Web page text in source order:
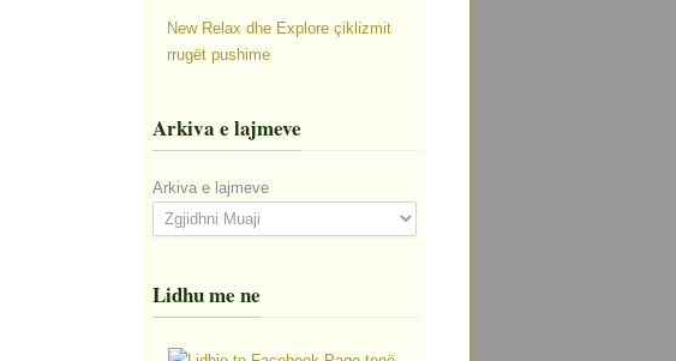
New Relax dhe Explore çiklizmit
rrugët pushime
Arkiva e lajmeve
Arkiva e lajmeve
Lidhu me ne